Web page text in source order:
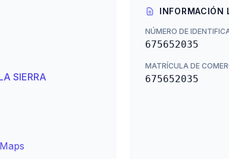
SIERRA
INFORMACIÓN
NÚMERO DE
675652035
MATRÍCULA DE
675652035